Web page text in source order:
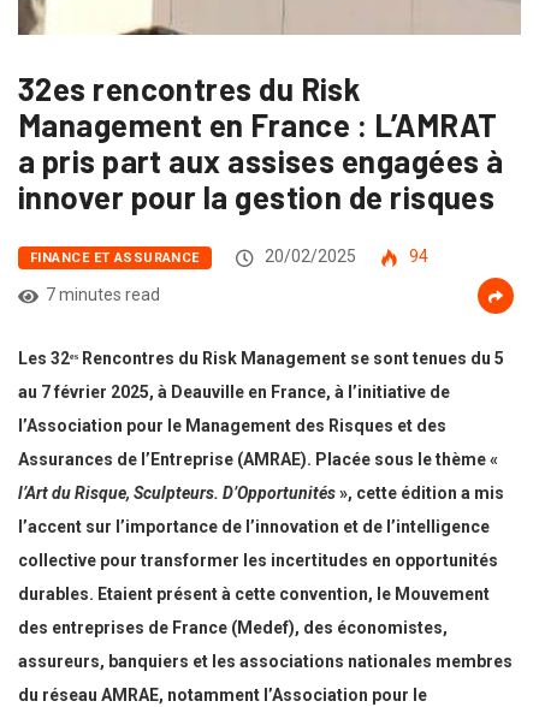
32es rencontres du Risk
Management en France : L’AMRAT
a pris part aux assises engagées à
innover pour la gestion de risques
FINANCE ET ASSURANCE 20/02/2025
94
7 minutes read
Les 32ᵉˢ Rencontres du Risk Management se sont tenues du 5
au 7 février 2025, à Deauville en France, à l’initiative de
l’Association pour le Management des Risques et des
Assurances de l’Entreprise (AMRAE). Placée sous le thème «
l’Art du Risque, Sculpteurs. D’Opportunités», cette édition a mis
l’accent sur l’importance de l’innovation et de l’intelligence
collective pour transformer les incertitudes en opportunités
durables. Etaient présent à cette convention, le Mouvement
des entreprises de France (Medef), des économistes,
assureurs, banquiers et les associations nationales membres
du réseau AMRAE, notamment l’Association pour le